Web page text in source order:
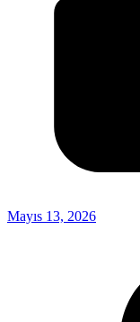
Mayıs 13, 2026